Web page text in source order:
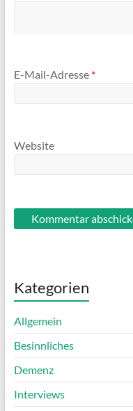
E-Mail-Adresse *
Website
Kategorien
Allgemein
Besinnliches
Demenz
Interviews